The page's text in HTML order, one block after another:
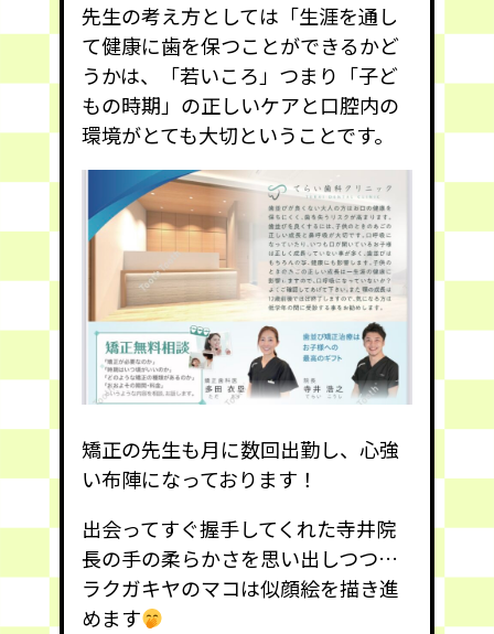
先生の考え方としては「生涯を通し
て健康に歯を保つことができるかど
うかは、「若いころ」つまり「子ど
もの時期」の正しいケアと口腔内の
環境がとても大切ということです。
矯正の先生も月に数回出勤し、心強
い布陣になっております！
出会ってすぐ握手してくれた寺井院
長の手の柔らかさを思い出しつつ…
ラクガキヤのマコは似顔絵を描き進
めます